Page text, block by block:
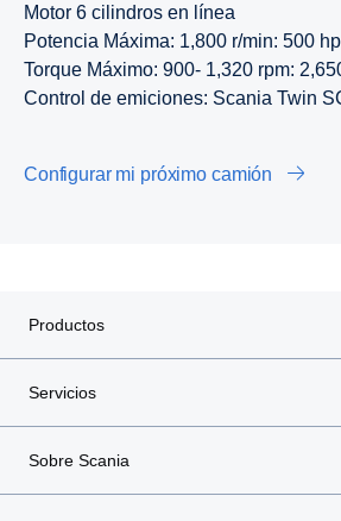
Motor 6 cilindros en línea
Potencia Máxima: 1,800 r/min: 500
Torque Máximo: 900- 1,320 rpm:
Control de emiciones: Scania Twin
Configurar mi próximo camión
Productos
Servicios
Sobre Scania